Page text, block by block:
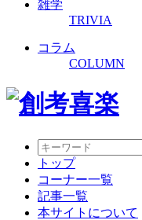
雑学
TRIVIA
コラム
COLUMN
トップ
コーナー一覧
記事一覧
本サイトについて